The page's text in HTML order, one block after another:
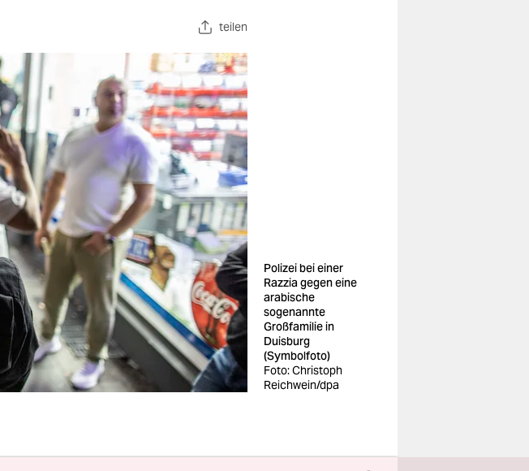
teilen
Polizei bei einer
Razzia gegen eine
arabische
sogenannte
Großfamilie in
Duisburg
(Symbolfoto)
Foto: Christoph
Reichwein/dpa